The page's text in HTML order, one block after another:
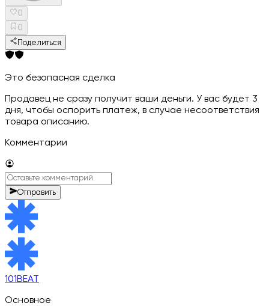
0
0
Поделиться
Это безопасная сделка
Продавец не сразу получит ваши деньги. У вас будет 3
дня, чтобы оспорить платеж, в случае несоответствия
товара описанию.
Комментарии
Отправить
101BEAT
Основное